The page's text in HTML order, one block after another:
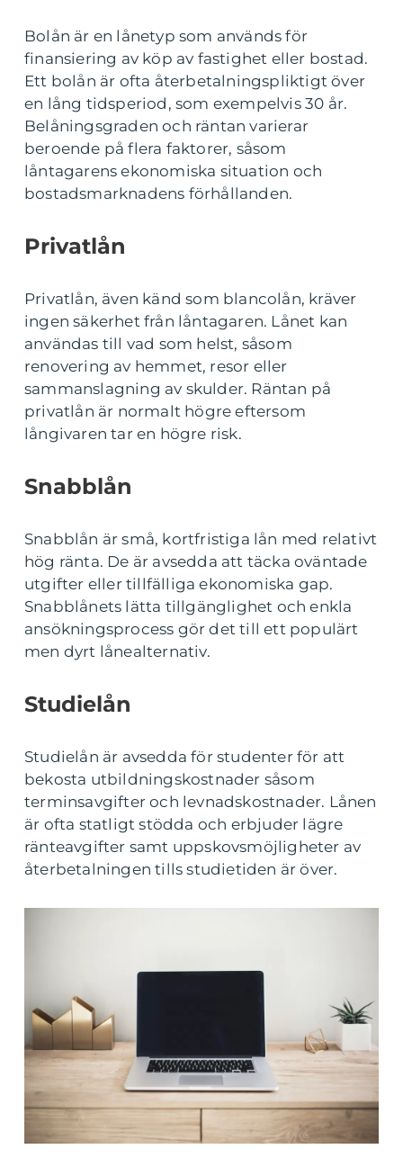
Bolån är en lånetyp som används för
finansiering av köp av fastighet eller bostad.
Ett bolån är ofta återbetalningspliktigt över
en lång tidsperiod, som exempelvis 30 år.
Belåningsgraden och räntan varierar
beroende på flera faktorer, såsom
låntagarens ekonomiska situation och
bostadsmarknadens förhållanden.
Privatlån
Privatlån, även känd som blancolån, kräver
ingen säkerhet från låntagaren. Lånet kan
användas till vad som helst, såsom
renovering av hemmet, resor eller
sammanslagning av skulder. Räntan på
privatlån är normalt högre eftersom
långivaren tar en högre risk.
Snabblån
Snabblån är små, kortfristiga lån med relativt
hög ränta. De är avsedda att täcka oväntade
utgifter eller tillfälliga ekonomiska gap.
Snabblånets lätta tillgänglighet och enkla
ansökningsprocess gör det till ett populärt
men dyrt lånealternativ.
Studielån
Studielån är avsedda för studenter för att
bekosta utbildningskostnader såsom
terminsavgifter och levnadskostnader. Lånen
är ofta statligt stödda och erbjuder lägre
ränteavgifter samt uppskovsmöjligheter av
återbetalningen tills studietiden är över.